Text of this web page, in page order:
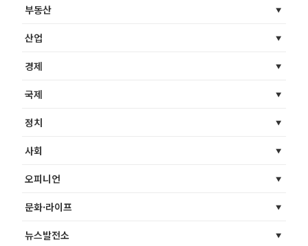
부동산
산업
경제
국제
정치
사회
오피니언
문화·라이프
뉴스발전소